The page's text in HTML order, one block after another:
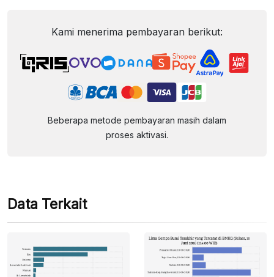
Kami menerima pembayaran berikut:
Beberapa metode pembayaran masih dalam
proses aktivasi.
Data Terkait